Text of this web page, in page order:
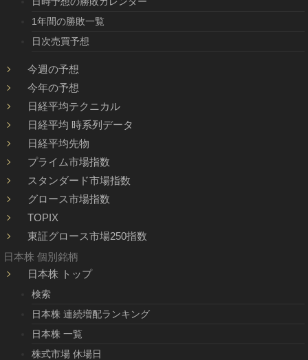
1年間の勝敗一覧
日次売買予想
今週の予想
今年の予想
日経平均テクニカル
日経平均 時系列データ
日経平均先物
プライム市場指数
スタンダード市場指数
グロース市場指数
TOPIX
東証グロース市場250指数
日本株 個別銘柄
日本株 トップ
検索
日本株 連続増配ランキング
日本株 一覧
株式市場 休場日